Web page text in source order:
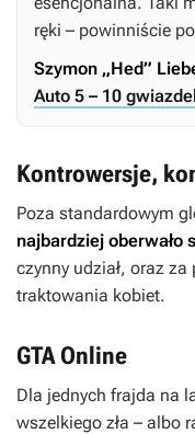
ręki – powinniście
Szymon „Hed”
Auto 5 – 10
Kontrowersje,
Poza standardowym
najbardziej oberwało
czynny udział, oraz
traktowania kobiet.
GTA Online
Dla jednych frajda na
wszelkiego zła – albo